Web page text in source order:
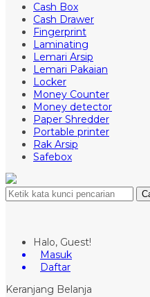
Cash Box
Cash Drawer
Fingerprint
Laminating
Lemari Arsip
Lemari Pakaian
Locker
Money Counter
Money detector
Paper Shredder
Portable printer
Rak Arsip
Safebox
Halo, Guest!
Masuk
Daftar
Keranjang Belanja